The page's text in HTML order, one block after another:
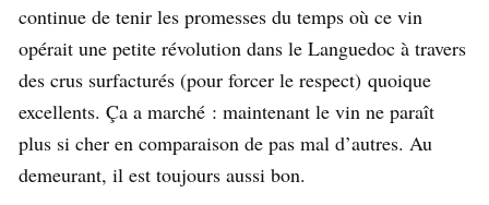
continue de tenir les promesses du temps où ce vin
opérait une petite révolution dans le Languedoc à travers
des crus surfacturés (pour forcer le respect) quoique
excellents. Ça a marché : maintenant le vin ne paraît
plus si cher en comparaison de pas mal d’autres. Au
demeurant, il est toujours aussi bon.